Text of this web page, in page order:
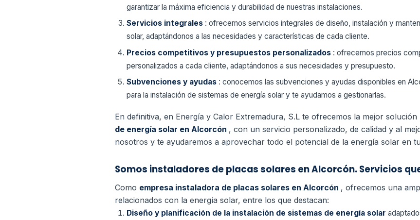
garantizar la máxima eficiencia y durabilidad de nuestras instalaciones.
Servicios integrales : ofrecemos servicios integrales de diseño, instalación y
solar, adaptándonos a las necesidades y características de cada cliente.
Precios competitivos y presupuestos personalizados : ofrecemos precios
personalizados a cada cliente, adaptándonos a sus necesidades y presupuesto.
Subvenciones y ayudas : conocemos las subvenciones y ayudas disponibles en
para la instalación de sistemas de energía solar y te ayudamos a gestionarlas.
En definitiva, en Energía y Calor Extremadura, S.L te ofrecemos la mejor solución
de energía solar en Alcorcón , con un servicio personalizado, de calidad y al
nosotros y te ayudaremos a aprovechar todo el potencial de la energía solar en
Somos instaladores de placas solares en Alcorcón. Servicios
Como empresa instaladora de placas solares en Alcorcón , ofrecemos una
relacionados con la energía solar, entre los que destacan:
Diseño y planificación de la instalación de sistemas de energía solar